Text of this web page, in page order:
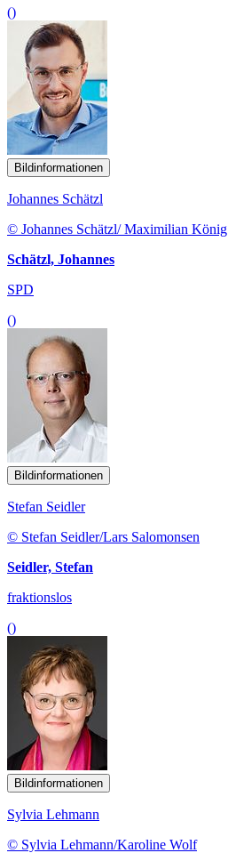
()
Bildinformationen
Johannes Schätzl
© Johannes Schätzl/ Maximilian König
Schätzl, Johannes
SPD
()
Bildinformationen
Stefan Seidler
© Stefan Seidler/Lars Salomonsen
Seidler, Stefan
fraktionslos
()
Bildinformationen
Sylvia Lehmann
© Sylvia Lehmann/Karoline Wolf